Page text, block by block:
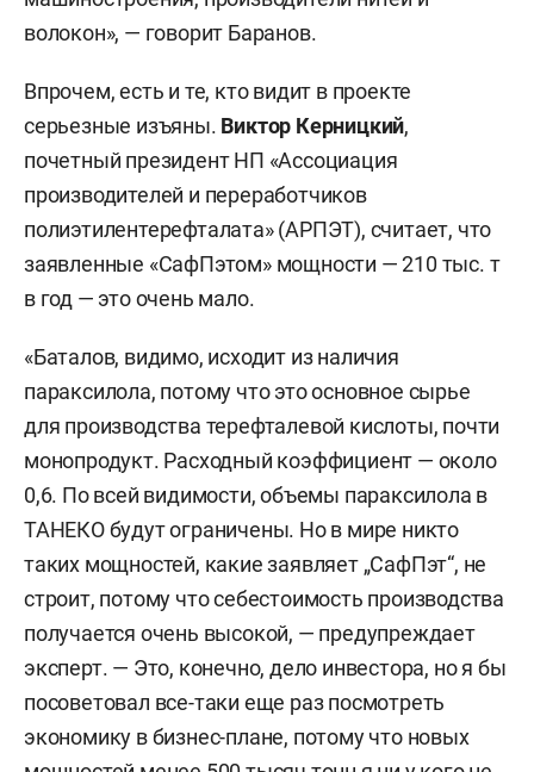
волокон», — говорит Баранов.
Впрочем, есть и те, кто видит в проекте
серьезные изъяны. Виктор Керницкий,
почетный президент НП «Ассоциация
производителей и переработчиков
полиэтилентерефталата» (АРПЭТ), считает, что
заявленные «СафПэтом» мощности — 210 тыс. т
в год — это очень мало.
«Баталов, видимо, исходит из наличия
параксилола, потому что это основное сырье
для производства терефталевой кислоты, почти
монопродукт. Расходный коэффициент — около
0,6. По всей видимости, объемы параксилола в
ТАНЕКО будут ограничены. Но в мире никто
таких мощностей, какие заявляет „СафПэт“, не
строит, потому что себестоимость производства
получается очень высокой, — предупреждает
эксперт. — Это, конечно, дело инвестора, но я бы
посоветовал все-таки еще раз посмотреть
экономику в бизнес-плане, потому что новых